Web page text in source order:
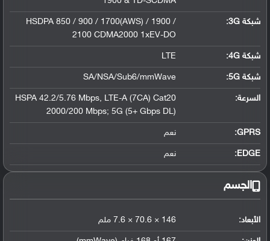
شبكة 3G :
HSDPA 850 / 900 / 1700(AWS) / 1900 /
2100 CDMA2000 1xEV-DO
شبكة 4G :
LTE
شبكة 5G :
SA/NSA/Sub6/mmWave
السرعة:
HSPA 42.2/5.76 Mbps, LTE-A (7CA) Cat20
2000/200 Mbps; 5G (5+ Gbps DL)
GPRS: نعم
EDGE: نعم
الجسم
الأبعاد: 146 × 70.6 × 7.6 ملم